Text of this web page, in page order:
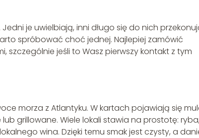
je uwielbiają, inni długo się do nich
spróbować choć jednej. Najlepiej zamówić
szczególnie jeśli to Wasz pierwszy kontakt z tym
morza z Atlantyku. W kartach pojawiają się
grillowane. Wiele lokali stawia na prostotę: ryba,
wina. Dzięki temu smak jest czysty, a